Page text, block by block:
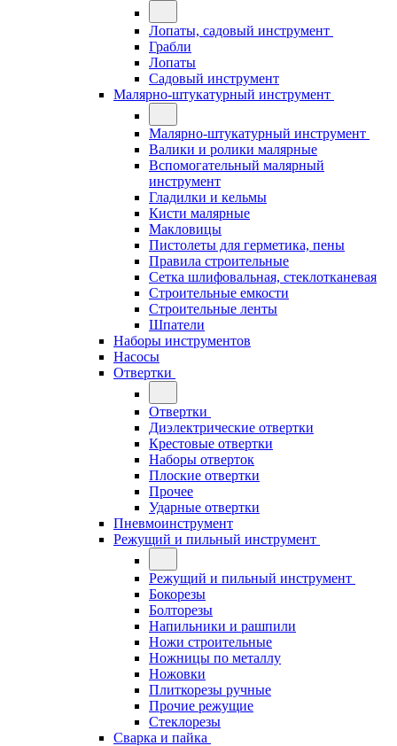
Лопаты, садовый инструмент
Грабли
Лопаты
Садовый инструмент
Малярно-штукатурный инструмент
Малярно-штукатурный инструмент
Валики и ролики малярные
Вспомогательный малярный
инструмент
Гладилки и кельмы
Кисти малярные
Макловицы
Пистолеты для герметика, пены
Правила строительные
Сетка шлифовальная, стеклотканевая
Строительные емкости
Строительные ленты
Шпатели
Наборы инструментов
Насосы
Отвертки
Отвертки
Диэлектрические отвертки
Крестовые отвертки
Наборы отверток
Плоские отвертки
Прочее
Ударные отвертки
Пневмоинструмент
Режущий и пильный инструмент
Режущий и пильный инструмент
Бокорезы
Болторезы
Напильники и рашпили
Ножи строительные
Ножницы по металлу
Ножовки
Плиткорезы ручные
Прочие режущие
Стеклорезы
Сварка и пайка